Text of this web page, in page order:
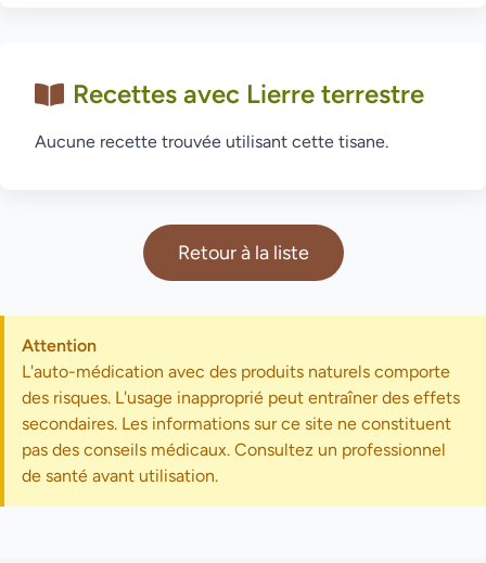
Recettes avec Lierre terrestre
Aucune recette trouvée utilisant cette tisane.
Retour à la liste
Attention
L'auto-médication avec des produits naturels comporte
des risques. L'usage inapproprié peut entraîner des effets
secondaires. Les informations sur ce site ne constituent
pas des conseils médicaux. Consultez un professionnel
de santé avant utilisation.